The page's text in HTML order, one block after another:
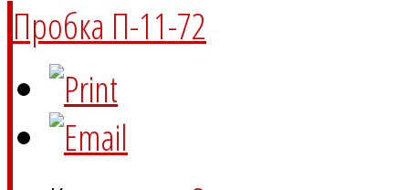
Пробка П-11-72